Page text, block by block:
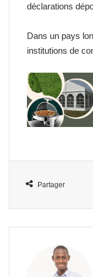
déclarations
Dans un pays
institutions de
Partager